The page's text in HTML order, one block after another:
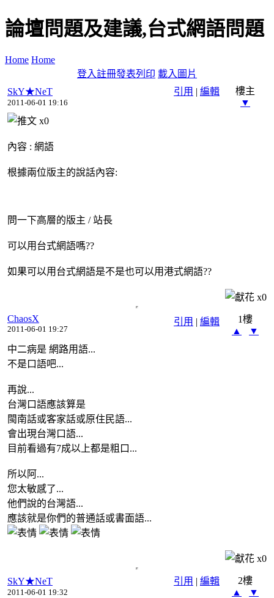
論壇問題及建議,台式網語問題
Home Home
登入註冊發表列印 載入圖片
引用 | 編輯
SkY★NeT
2011-06-01 19:16
樓主
▼
x0
內容 : 網語
根據兩位版主的說話內容:
問一下高層的版主 / 站長
可以用台式網語嗎??
如果可以用台式網語是不是也可以用港式網語??
x0
引用 | 編輯
ChaosX
2011-06-01 19:27
1樓
▲
▼
中二病是 網路用語...
不是口語吧...
再說...
台灣口語應該算是
閩南話或客家話或原住民語...
會出現台灣口語...
目前看過有7成以上都是粗口...
所以阿...
您太敏感了...
他們說的台灣語...
應該就是你們的普通話或書面語...
x0
引用 | 編輯
SkY★NeT
2011-06-01 19:32
2樓
▲
▼